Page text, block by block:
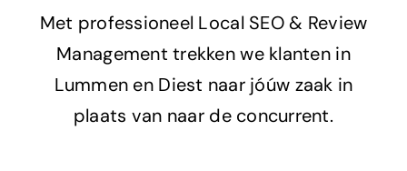
Met professioneel Local SEO & Review
Management trekken we klanten in
Lummen en Diest naar jóúw zaak in
plaats van naar de concurrent.